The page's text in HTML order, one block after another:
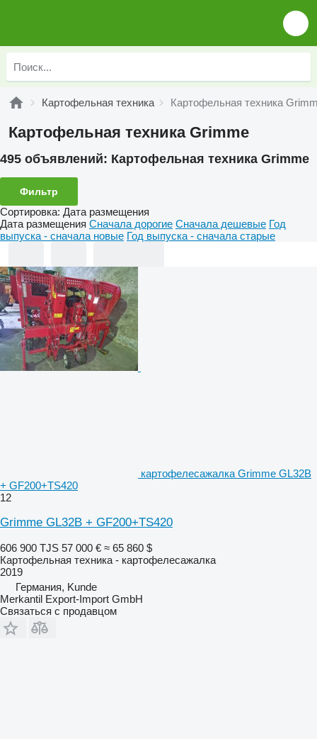
Картофельная техника Картофельная техника
Картофельная техника Grimme
495 объявлений: Картофельная техника Grimme
Фильтр
Сортировка: Дата размещения
Дата размещения Сначала дорогие Сначала дешевые Год
выпуска - сначала новые Год выпуска - сначала старые
картофелесажалка Grimme GL32B
+ GF200+TS420
12
Grimme GL32B + GF200+TS420
606 900 TJS 57 000 € ≈ 65 860 $
Картофельная техника - картофелесажалка
2019
Германия, Kunde
Merkantil Export-Import GmbH
Связаться с продавцом